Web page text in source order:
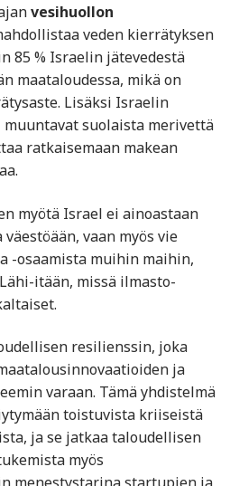
vesihuollon
veden kierrätyksen
85 % Israelin jätevedestä
maataloudessa, mikä on
Lisäksi Israelin
muuntavat suolaista merivettä
ratkaisemaan makean
myötä Israel ei ainoastaan
vaan myös vie
-osaamista muihin maihin,
itään, missä ilmasto-
resilienssin, joka
ja
varaan. Tämä yhdistelmä
toistuvista kriiseistä
ja se jatkaa taloudellisen
myös